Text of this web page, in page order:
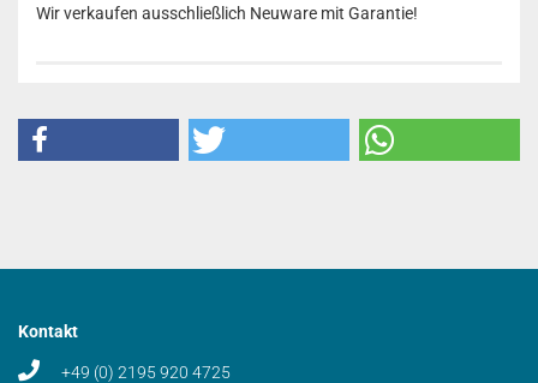
Wir verkaufen ausschließlich Neuware mit Garantie!
Kontakt
+49 (0) 2195 920 4725